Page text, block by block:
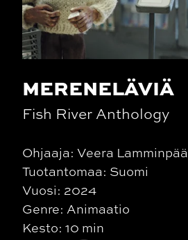
MERENELÄVIÄ
Fish River Anthology
Ohjaaja: Veera Lamminpää
Tuotantomaa: Suomi
Vuosi: 2024
Genre: Animaatio
Kesto: 10 min